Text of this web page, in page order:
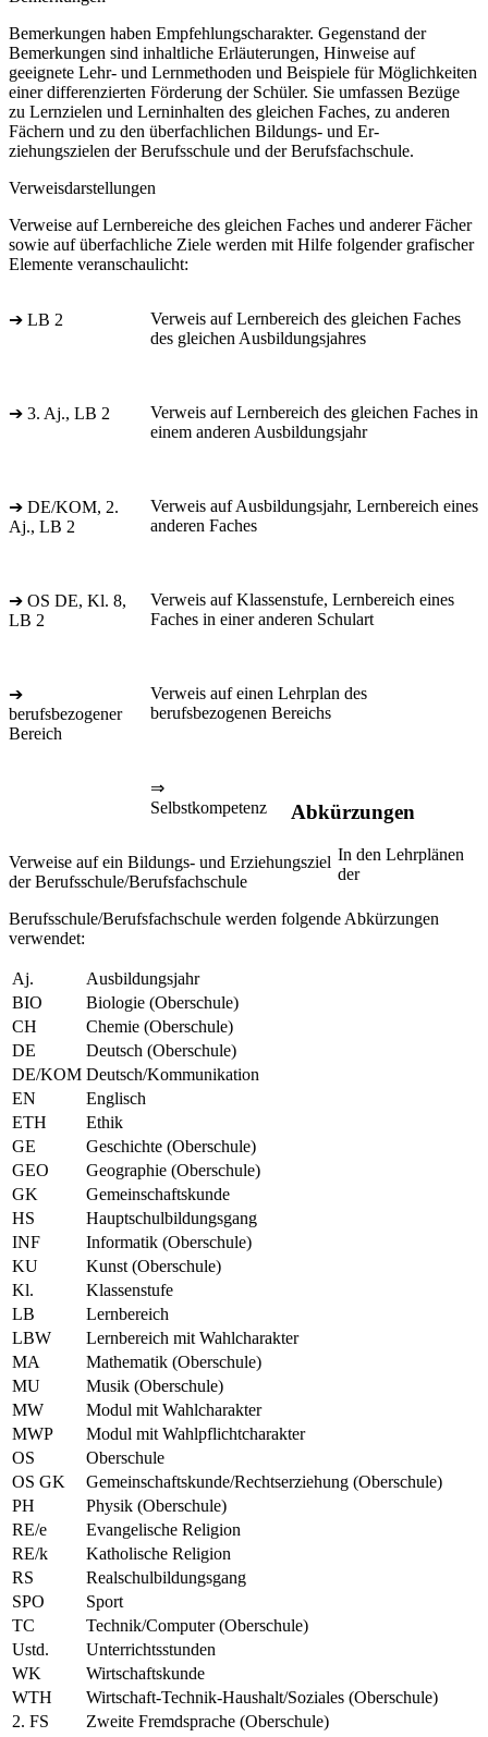
Bemerkungen haben Empfehlungscharakter. Gegenstand der
Bemerkungen sind inhaltliche Erläuterungen, Hinweise auf
geeignete Lehr- und Lernmethoden und Beispiele für Möglichkeiten
einer differenzierten Förderung der Schüler. Sie umfassen Bezüge
zu Lernzielen und Lerninhalten des gleichen Faches, zu anderen
Fächern und zu den überfachlichen Bildungs- und Er-
ziehungszielen der Berufsschule und der Berufsfachschule.
Verweisdarstellungen
Verweise auf Lernbereiche des gleichen Faches und anderer Fächer
sowie auf überfachliche Ziele werden mit Hilfe folgender grafischer
Elemente veranschaulicht:
➔ LB 2
Verweis auf Lernbereich des gleichen Faches
des gleichen Ausbildungsjahres
➔ 3. Aj., LB 2
Verweis auf Lernbereich des gleichen Faches in
einem anderen Ausbildungsjahr
➔ DE/KOM, 2.
Aj., LB 2
Verweis auf Ausbildungsjahr, Lernbereich eines
anderen Faches
➔ OS DE, Kl. 8,
LB 2
Verweis auf Klassenstufe, Lernbereich eines
Faches in einer anderen Schulart
➔
berufsbezogener
Bereich
Verweis auf einen Lehrplan des
berufsbezogenen Bereichs
⇒
Selbstkompetenz
Verweise auf ein Bildungs- und Erziehungsziel
der Berufsschule/Berufsfachschule
Abkürzungen
In den Lehrplänen
der
Berufsschule/Berufsfachschule werden folgende Abkürzungen
verwendet:
Aj.
Ausbildungsjahr
BIO
Biologie (Oberschule)
CH
Chemie (Oberschule)
DE
Deutsch (Oberschule)
DE/KOM Deutsch/Kommunikation
EN
Englisch
ETH
Ethik
GE
Geschichte (Oberschule)
GEO
Geographie (Oberschule)
GK
Gemeinschaftskunde
HS
Hauptschulbildungsgang
INF
Informatik (Oberschule)
KU
Kunst (Oberschule)
Kl.
Klassenstufe
LB
Lernbereich
LBW
Lernbereich mit Wahlcharakter
MA
Mathematik (Oberschule)
MU
Musik (Oberschule)
MW
Modul mit Wahlcharakter
MWP
Modul mit Wahlpflichtcharakter
OS
Oberschule
OS GK
Gemeinschaftskunde/Rechtserziehung (Oberschule)
PH
Physik (Oberschule)
RE/e
Evangelische Religion
RE/k
Katholische Religion
RS
Realschulbildungsgang
SPO
Sport
TC
Technik/Computer (Oberschule)
Ustd.
Unterrichtsstunden
WK
Wirtschaftskunde
WTH
Wirtschaft-Technik-Haushalt/Soziales (Oberschule)
2. FS
Zweite Fremdsprache (Oberschule)